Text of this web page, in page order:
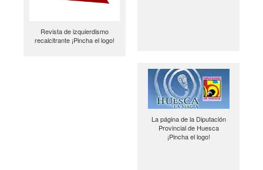
Revista de izquierdismo
recalcitrante ¡Pincha el logo!
La página de la Diputación
Provincial de Huesca
¡Pincha el logo!